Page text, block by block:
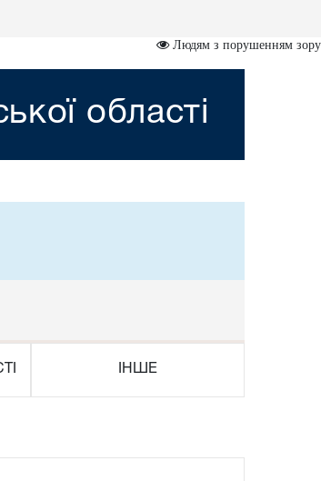
Людям з порушенням зору
області
ІНШЕ